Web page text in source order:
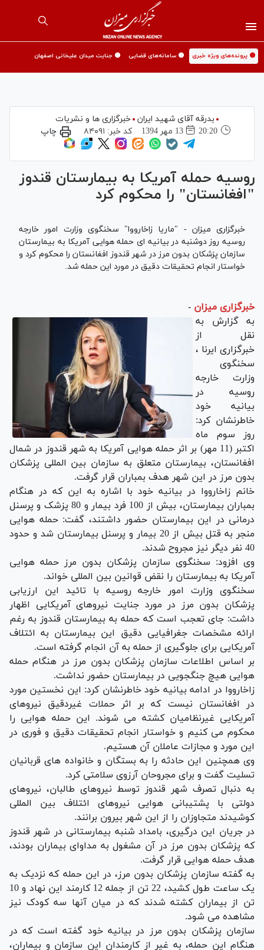
🟡 پرونده‌های ویژه خبری 🟡 سامانه‌های قضایی 🟡 جنایت میدان علیخانی اصفهان
بدرقه آقای شهید ایران
خبرگزاری ها و نشریات
20:20
13 مهر 1394 کد خبر: ۸۴۰۹۱ چاپ
روسیه حمله آمریکا به بیمارستان قندوز
"افغانستان" را محکوم کرد
خبرگزاری میزان - "ماریا زاخارووا" سخنگوی وزارت امور خارجه
روسیه روز دوشنبه در بیانیه ای حمله هوایی آمریکا به بیمارستان
سازمان پزشکان بدون مرز در شهر قندوز افغانستان را محکوم کرد و
خواستار انجام تحقیقات دقیق در مورد این حمله شد.
خبرگزاری میزان -
به گزارش به
نقل از
خبرگزاری ایرنا ،
سخنگوی
وزارت خارجه
روسیه در
بیانیه خود
خاطرنشان کرد:
روز سوم ماه
اکتبر (11 مهر) بر اثر حمله هوایی آمریکا به شهر قندوز در شمال
افغانستان، بیمارستان متعلق به سازمان بین المللی پزشکان
بدون مرز در این شهر هدف بمباران قرار گرفت.
خانم زاخارووا در بیانیه خود با اشاره به این که در هنگام
بمباران بیمارستان، بیش از 100 فرد بیمار و 80 پزشک و پرسنل
درمانی در این بیمارستان حضور داشتند، گفت: حمله هوایی
منجر به قتل بیش از 20 بیمار و پرسنل بیمارستان شد و حدود
40 نفر دیگر نیز مجروح شدند.
وی افزود: سخنگوی سازمان پزشکان بدون مرز حمله هوایی
آمریکا به بیمارستان را نقض قوانین بین المللی خواند.
سخنگوی وزارت امور خارجه روسیه با تائید این ارزیابی
پزشکان بدون مرز در مورد جنایت نیروهای آمریکایی اظهار
داشت: جای تعجب است که حمله به بیمارستان قندوز به رغم
ارائه مشخصات جغرافیایی دقیق این بیمارستان به ائتلاف
آمریکایی برای جلوگیری از حمله به آن انجام گرفته است.
بر اساس اطلاعات سازمان پزشکان بدون مرز در هنگام حمله
هوایی هیچ جنگجویی در بیمارستان حضور نداشت.
زاخارووا در ادامه بیانیه خود خاطرنشان کرد: این نخستین مورد
در افغانستان نیست که بر اثر حملات غیردقیق نیروهای
آمریکایی غیرنظامیان کشته می شوند. این حمله هوایی را
محکوم می کنیم و خواستار انجام تحقیقات دقیق و فوری در
این مورد و مجازات عاملان آن هستیم.
وی همچنین این حادثه را به بستگان و خانواده های قربانیان
تسلیت گفت و برای مجروحان آرزوی سلامتی کرد.
به دنبال تصرف شهر قندوز توسط نیروهای طالبان، نیروهای
دولتی با پشتیبانی هوایی نیروهای ائتلاف بین المللی
کوشیدند متجاوزان را از این شهر بیرون برانند.
در جریان این درگیری، بامداد شنبه بیمارستانی در شهر قندوز
که پزشکان بدون مرز در آن مشغول به مداوای بیماران بودند،
هدف حمله هوایی قرار گرفت.
به گفته سازمان پزشکان بدون مرز، در این حمله که نزدیک به
یک ساعت طول کشید، 22 تن از جمله 12 کارمند این نهاد و 10
تن از بیماران کشته شدند که در میان آنها سه کودک نیز
مشاهده می شود.
سازمان پزشکان بدون مرز در بیانیه خود گفته است که در
هنگام این حمله، به غیر از کارمندان این سازمان و بیماران،